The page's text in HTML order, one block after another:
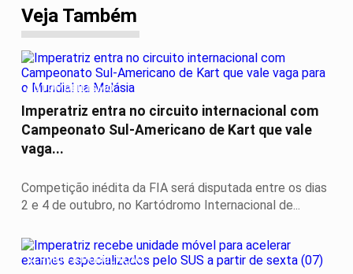
Veja Também
AUTOMOBILISMO
Imperatriz entra no circuito internacional com
Campeonato Sul-Americano de Kart que vale
vaga...
Competição inédita da FIA será disputada entre os dias
2 e 4 de outubro, no Kartódromo Internacional de...
SERVIÇO A POPULAÇÃO